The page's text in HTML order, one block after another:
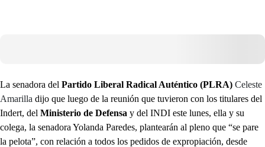
La senadora del Partido Liberal Radical Auténtico (PLRA) Celeste
Amarilla dijo que luego de la reunión que tuvieron con los titulares del
Indert, del Ministerio de Defensa y del INDI este lunes, ella y su
colega, la senadora Yolanda Paredes, plantearán al pleno que “se pare
la pelota”, con relación a todos los pedidos de expropiación, desde